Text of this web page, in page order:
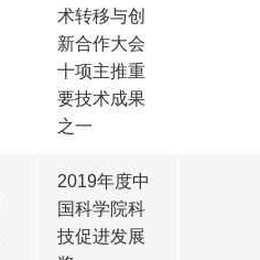
术转移与创
新合作大会
十项主推重
要技术成果
之一
2019年度中
国科学院科
技促进发展